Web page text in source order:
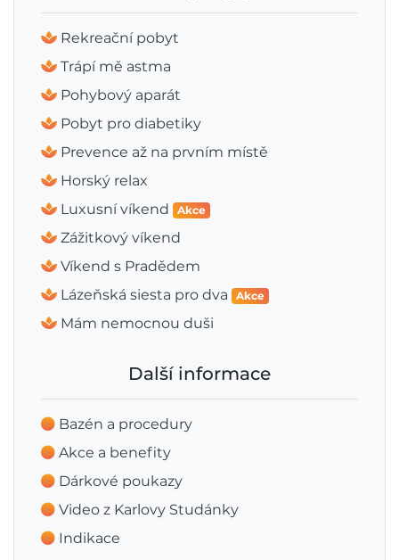
Rekreační pobyt
Trápí mě astma
Pohybový aparát
Pobyt pro diabetiky
Prevence až na prvním místě
Horský relax
Luxusní víkend
Akce
Zážitkový víkend
Víkend s Pradědem
Lázeňská siesta pro dva
Akce
Mám nemocnou duši
Další informace
Bazén a procedury
Akce a benefity
Dárkové poukazy
Video z Karlovy Studánky
Indikace